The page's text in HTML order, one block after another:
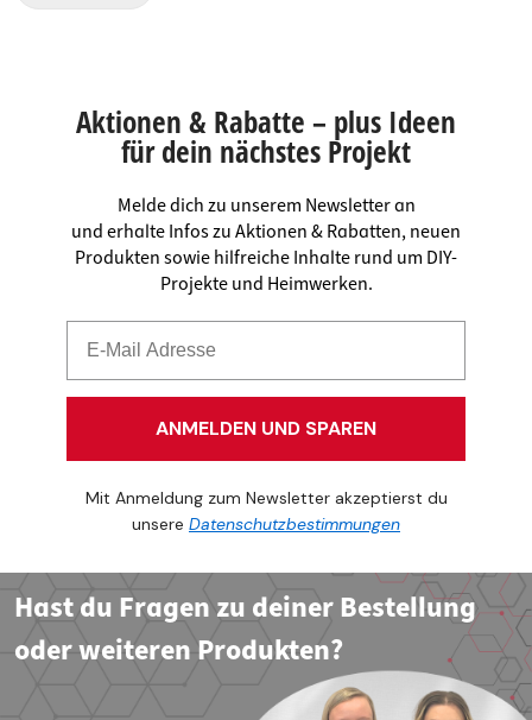
Aktionen & Rabatte – plus Ideen
für dein nächstes Projekt
Melde dich zu unserem Newsletter an
und erhalte Infos zu Aktionen & Rabatten, neuen
Produkten sowie hilfreiche Inhalte rund um DIY-
Projekte und Heimwerken.
ANMELDEN UND SPAREN
Mit Anmeldung zum Newsletter akzeptierst du
unsere Datenschutzbestimmungen
Hast du Fragen zu deiner Bestellung
oder weiteren Produkten?